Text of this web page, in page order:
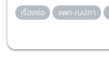
เรื่องย่อ
แพท-ณปภา